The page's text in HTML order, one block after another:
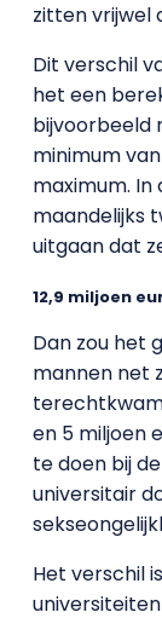
zitten vrijwel
Dit verschil
het een
bijvoorbeeld
minimum
maximum.
maandelijks
uitgaan dat
12,9 miljoen
Dan zou het
mannen net
en 5 miljoen
te doen bij
universitair
Het verschil